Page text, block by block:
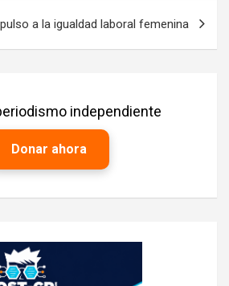
a la igualdad laboral femenina
independiente
Donar ahora